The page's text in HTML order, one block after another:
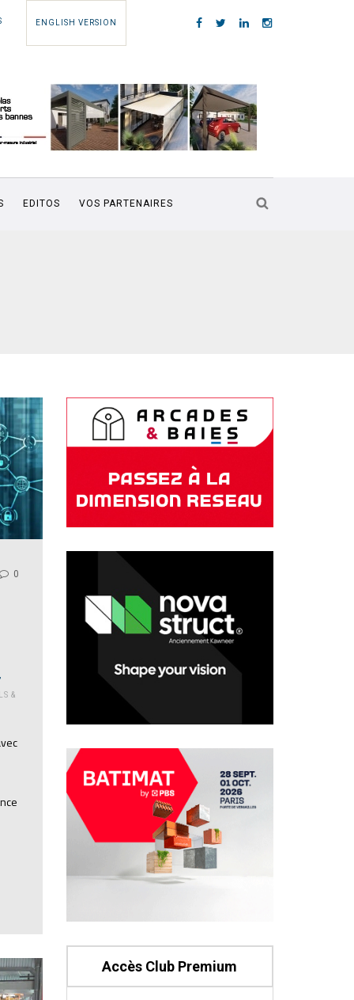
ENGLISH VERSION
EDITOS VOS PARTENAIRES
0
,
&
Accès Club Premium